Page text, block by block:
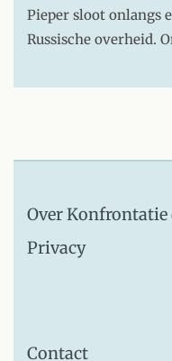
Pieper sloot onlangs
Russische overheid.
Over
Privacy
Contact